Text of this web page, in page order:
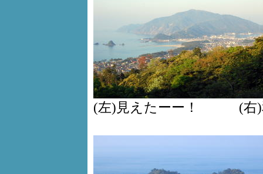
(左)見えたーー！ (右)